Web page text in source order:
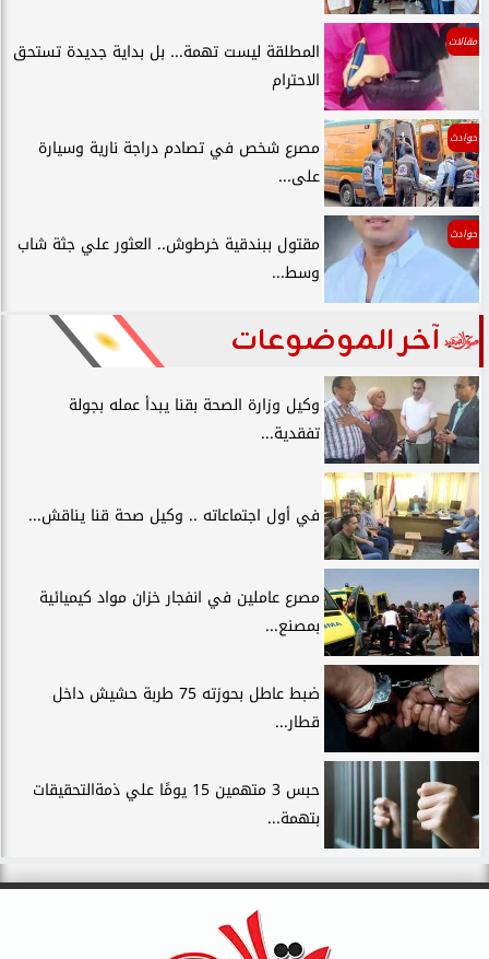
مقالات
المطلقة ليست تهمة... بل بداية جديدة تستحق
الاحترام
حوادث
مصرع شخص في تصادم دراجة نارية وسيارة
على...
حوادث
مقتول ببندقية خرطوش.. العثور علي جثة شاب
وسط...
آخر الموضوعات
وكيل وزارة الصحة بقنا يبدأ عمله بجولة
تفقدية...
في أول اجتماعاته .. وكيل صحة قنا يناقش...
مصرع عاملين في انفجار خزان مواد كيميائية
بمصنع...
ضبط عاطل بحوزته 75 طربة حشيش داخل
قطار...
حبس 3 متهمين 15 يومًا علي ذمةالتحقيقات
بتهمة...